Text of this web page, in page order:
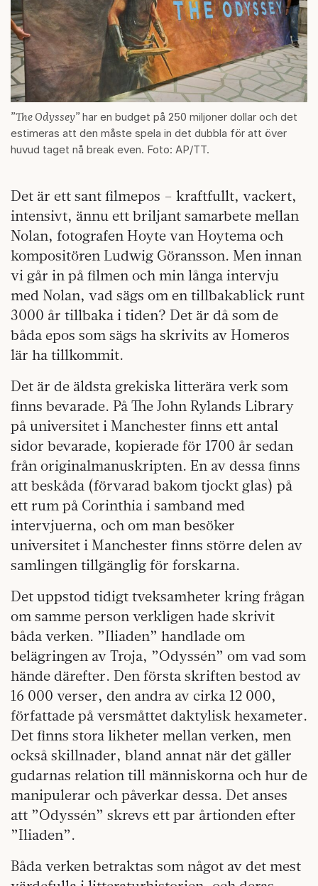
”The Odyssey”har en budget på 250 miljoner dollar och det
estimeras att den måste spela in det dubbla för att över
huvud taget nå break even. Foto: AP/TT.
Det är ett sant filmepos – kraftfullt, vackert,
intensivt, ännu ett briljant samarbete mellan
Nolan, fotografen Hoyte van Hoytema och
kompositören Ludwig Göransson. Men innan
vi går in på filmen och min långa intervju
med Nolan, vad sägs om en tillbakablick runt
3000 år tillbaka i tiden? Det är då som de
båda epos som sägs ha skrivits av Homeros
lär ha tillkommit.
Det är de äldsta grekiska litterära verk som
finns bevarade. På The John Rylands Library
på universitet i Manchester finns ett antal
sidor bevarade, kopierade för 1700 år sedan
från originalmanuskripten. En av dessa finns
att beskåda (förvarad bakom tjockt glas) på
ett rum på Corinthia i samband med
intervjuerna, och om man besöker
universitet i Manchester finns större delen av
samlingen tillgänglig för forskarna.
Det uppstod tidigt tveksamheter kring frågan
om samme person verkligen hade skrivit
båda verken. ”Iliaden” handlade om
belägringen av Troja, ”Odyssén” om vad som
hände därefter. Den första skriften bestod av
16 000 verser, den andra av cirka 12 000,
författade på versmåttet daktylisk hexameter.
Det finns stora likheter mellan verken, men
också skillnader, bland annat när det gäller
gudarnas relation till människorna och hur de
manipulerar och påverkar dessa. Det anses
att ”Odyssén” skrevs ett par årtionden efter
”Iliaden”.
Båda verken betraktas som något av det mest